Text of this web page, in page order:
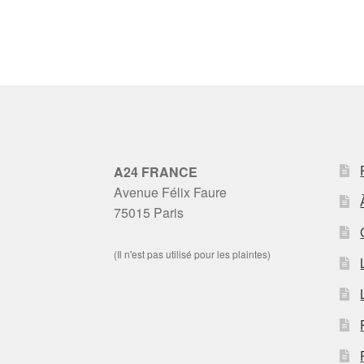
A24 FRANCE
Avenue Félix Faure
75015 Paris
(Il n'est pas utilisé pour les plaintes)